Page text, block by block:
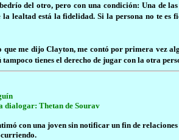
del otro, pero con una condición: Una de
la lealtad está la fidelidad. Si la persona no te
que me dijo Clayton, me contó por primera vez
tienes el derecho de jugar con la otra
dialogar: Thetan de Sourav
con una joven sin notificar un fin de